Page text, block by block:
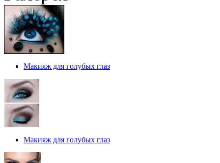
Макияж для голубых глаз
Макияж для голубых глаз